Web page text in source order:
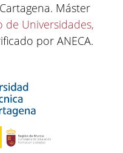
Máster
de Universidades,
por ANECA.